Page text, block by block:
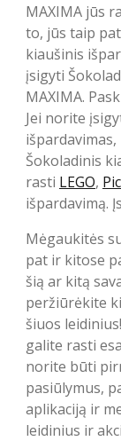
MAXIMA jūs
to, jūs taip
kiaušinis
įsigyti
MAXIMA.
Jei norite
Šokoladinis
rasti LEGO,
išpardavimą.
Mėgaukitės
pat ir kitose
šią ar kitą
peržiūrėkite
šiuos
galite rasti
norite būti
pasiūlymus,
aplikaciją ir
leidinius ir